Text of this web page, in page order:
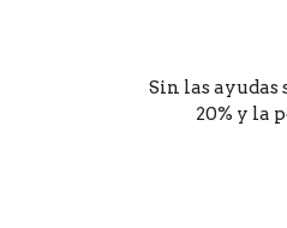
Sin las ayudas
20% y la